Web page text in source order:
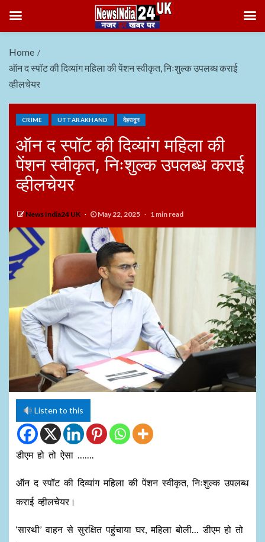
Home
ऑन द स्पॉट की दिव्यांग महिला की पेंशन स्वीकृत, निःशुल्क उपलब्ध कराई
व्हीलचेयर
CRIME UTTARAKHAND देहरादून
ऑन द स्पॉट की दिव्यांग महिला की
पेंशन स्वीकृत, निःशुल्क उपलब्ध कराई
व्हीलचेयर
News India24 UK May 22, 2025 1 min read
Listen to this
डीएम हो तो ऐसा …….
ऑन द स्पॉट की दिव्यांग महिला की पेंशन स्वीकृत, निःशुल्क उपलब्ध
कराई व्हीलचेयर।
‘सारथी’ वाहन से सुरक्षित पहुंचाया घर, महिला बोली… डीएम हो तो